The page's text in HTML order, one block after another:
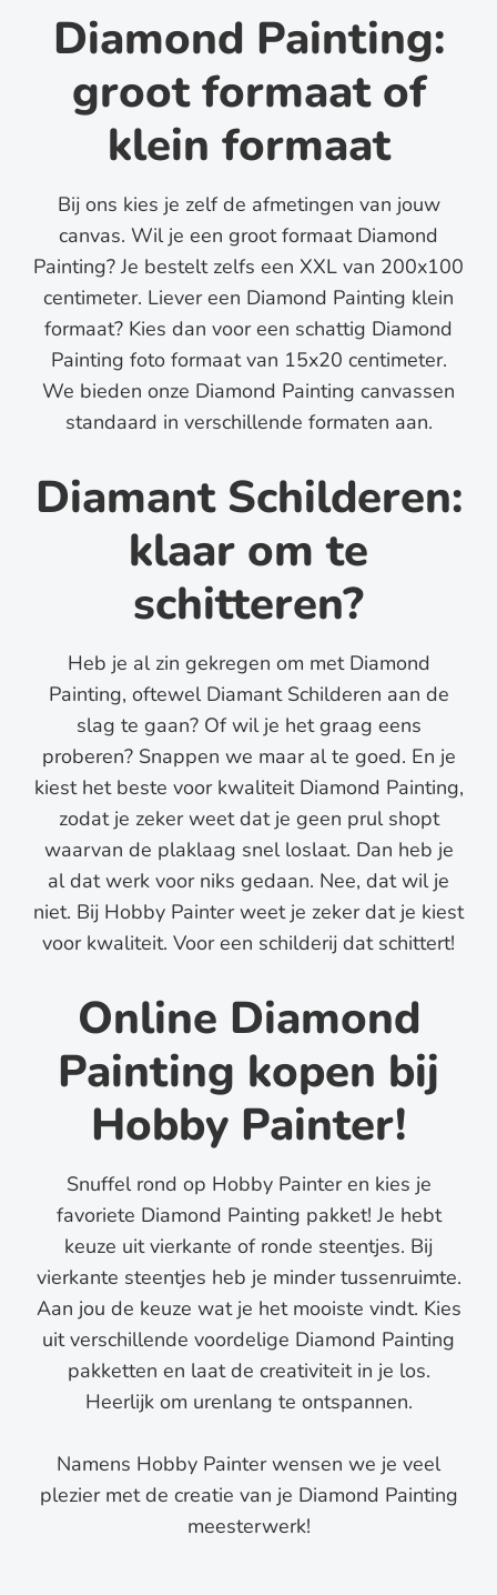
Diamond Painting:
groot formaat of
klein formaat
Bij ons kies je zelf de afmetingen van jouw
canvas. Wil je een groot formaat Diamond
Painting? Je bestelt zelfs een XXL van 200x100
centimeter. Liever een Diamond Painting klein
formaat? Kies dan voor een schattig Diamond
Painting foto formaat van 15x20 centimeter.
We bieden onze Diamond Painting canvassen
standaard in verschillende formaten aan.
Diamant Schilderen:
klaar om te
schitteren?
Heb je al zin gekregen om met Diamond
Painting, oftewel Diamant Schilderen aan de
slag te gaan? Of wil je het graag eens
proberen? Snappen we maar al te goed. En je
kiest het beste voor kwaliteit Diamond Painting,
zodat je zeker weet dat je geen prul shopt
waarvan de plaklaag snel loslaat. Dan heb je
al dat werk voor niks gedaan. Nee, dat wil je
niet. Bij Hobby Painter weet je zeker dat je kiest
voor kwaliteit. Voor een schilderij dat schittert!
Online Diamond
Painting kopen bij
Hobby Painter!
Snuffel rond op Hobby Painter en kies je
favoriete Diamond Painting pakket! Je hebt
keuze uit vierkante of ronde steentjes. Bij
vierkante steentjes heb je minder tussenruimte.
Aan jou de keuze wat je het mooiste vindt. Kies
uit verschillende voordelige Diamond Painting
pakketten en laat de creativiteit in je los.
Heerlijk om urenlang te ontspannen.
Namens Hobby Painter wensen we je veel
plezier met de creatie van je Diamond Painting
meesterwerk!